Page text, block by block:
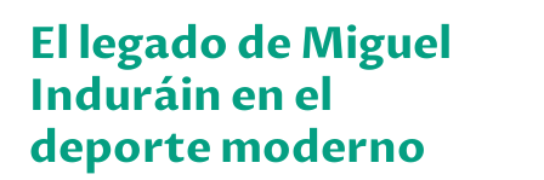
El legado de Miguel
Induráin en el
deporte moderno